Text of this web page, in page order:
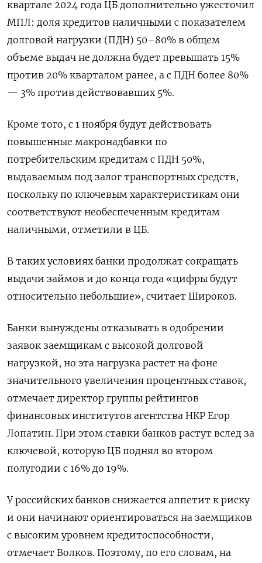
квартале 2024 года ЦБ дополнительно ужесточил
МПЛ: доля кредитов наличными с показателем
долговой нагрузки (ПДН) 50–80% в общем
объеме выдач не должна будет превышать 15%
против 20% кварталом ранее, а с ПДН более 80%
— 3% против действовавших 5%.
Кроме того, с 1 ноября будут действовать
повышенные макронадбавки по
потребительским кредитам с ПДН 50%,
выдаваемым под залог транспортных средств,
поскольку по ключевым характеристикам они
соответствуют необеспеченным кредитам
наличными, отметили в ЦБ.
В таких условиях банки продолжат сокращать
выдачи займов и до конца года «цифры будут
относительно небольшие», считает Широков.
Банки вынуждены отказывать в одобрении
заявок заемщикам с высокой долговой
нагрузкой, но эта нагрузка растет на фоне
значительного увеличения процентных ставок,
отмечает директор группы рейтингов
финансовых институтов агентства НКР Егор
Лопатин. При этом ставки банков растут вслед за
ключевой, которую ЦБ поднял во втором
полугодии с 16% до 19%.
У российских банков снижается аппетит к риску
и они начинают ориентироваться на заемщиков
с высоким уровнем кредитоспособности,
отмечает Волков. Поэтому, по его словам, на